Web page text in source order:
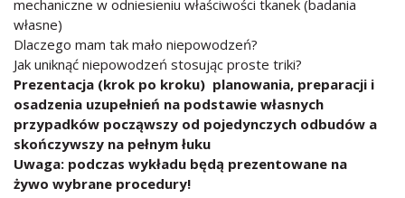
mechaniczne w odniesieniu właściwości tkanek (badania
własne)
Dlaczego mam tak mało niepowodzeń?
Jak uniknąć niepowodzeń stosując proste triki?
Prezentacja (krok po kroku) planowania, preparacji i
osadzenia uzupełnień na podstawie własnych
przypadków począwszy od pojedynczych odbudów a
skończywszy na pełnym łuku
Uwaga: podczas wykładu będą prezentowane na
żywo wybrane procedury!